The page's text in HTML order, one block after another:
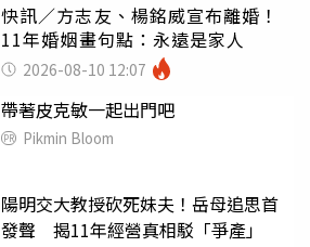
快訊／方志友、楊銘威宣布離婚！
11年婚姻畫句點：永遠是家人
2026-08-10 12:07
帶著皮克敏一起出門吧
Pikmin Bloom
陽明交大教授砍死妹夫！岳母追思首
發聲 揭11年經營真相駁「爭產」